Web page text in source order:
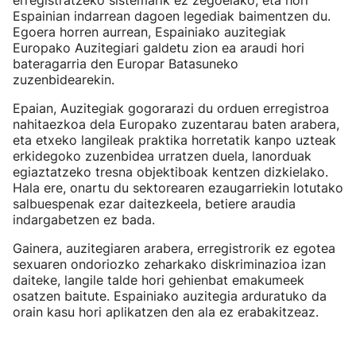
Espainian indarrean dagoen legediak baimentzen du.
Egoera horren aurrean, Espainiako auzitegiak
Europako Auzitegiari galdetu zion ea araudi hori
bateragarria den Europar Batasuneko
zuzenbidearekin.
Epaian, Auzitegiak gogorarazi du orduen erregistroa
nahitaezkoa dela Europako zuzentarau baten arabera,
eta etxeko langileak praktika horretatik kanpo uzteak
erkidegoko zuzenbidea urratzen duela, lanorduak
egiaztatzeko tresna objektiboak kentzen dizkielako.
Hala ere, onartu du sektorearen ezaugarriekin lotutako
salbuespenak ezar daitezkeela, betiere araudia
indargabetzen ez bada.
Gainera, auzitegiaren arabera, erregistrorik ez egotea
sexuaren ondoriozko zeharkako diskriminazioa izan
daiteke, langile talde hori gehienbat emakumeek
osatzen baitute. Espainiako auzitegia arduratuko da
orain kasu hori aplikatzen den ala ez erabakitzeaz.